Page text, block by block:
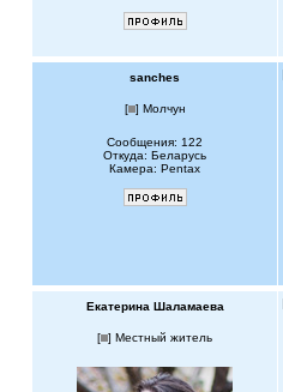
sanches
[ ] Молчун
Сообщения: 122
Откуда: Беларусь
Камера: Pentax
Екатерина Шаламаева
[ ] Местный житель